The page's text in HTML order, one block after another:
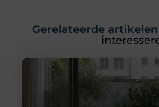
Gerelateerde artikelen